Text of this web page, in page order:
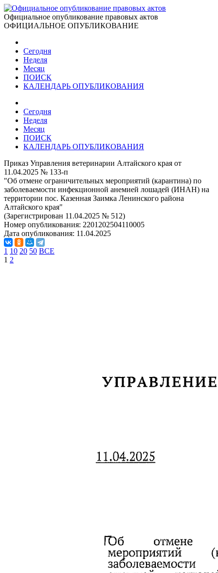
Официальное опубликование правовых актов
ОФИЦИАЛЬНОЕ ОПУБЛИКОВАНИЕ
Сегодня
Неделя
Месяц
ПОИСК
КАЛЕНДАРЬ ОПУБЛИКОВАНИЯ
Сегодня
Неделя
Месяц
ПОИСК
КАЛЕНДАРЬ ОПУБЛИКОВАНИЯ
Приказ Управления ветеринарии Алтайского края от
11.04.2025 № 133-п
"Об отмене ограничительных мероприятий (карантина) по
заболеваемости инфекционной анемией лошадей (ИНАН) на
территории пос. Казенная Заимка Ленинского района
Алтайского края"
(Зарегистрирован 11.04.2025 № 512)
Номер опубликования: 2201202504110005
Дата опубликования: 11.04.2025
1 10 20 50 ВСЕ
1 2